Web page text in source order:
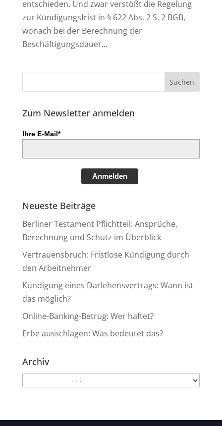
entschieden. Und zwar verstößt die Regelung
zur Kündigungsfrist in § 622 Abs. 2 S. 2 BGB,
wonach bei der Berechnung der
Beschäftigungsdauer...
Zum Newsletter anmelden
Ihre E-Mail*
Anmelden
Neueste Beiträge
Berliner Testament Pflichtteil: Ansprüche,
Berechnung und Schutz im Überblick
Vertrauensbruch: Fristlose Kündigung durch
den Arbeitnehmer
Kündigung eines Darlehensvertrags: Wann ist
das möglich?
Online-Banking-Betrug: Wer haftet?
Erbe ausschlagen: Was bedeutet das?
Archiv
Anwaltskanzlei Heinemann & Rummel GbR